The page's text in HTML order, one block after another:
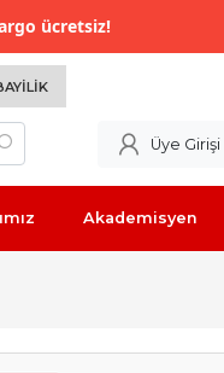
ücretsiz!
Üye Girişi
Akademisyen